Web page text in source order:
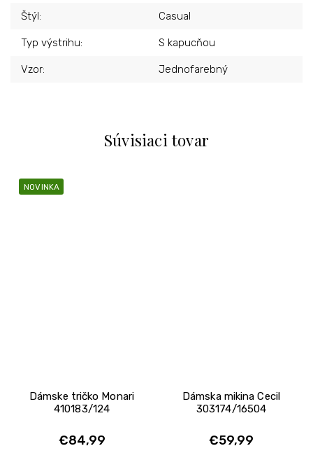
Súvisiaci tovar
NOVINKA
Dámske tričko Monari
410183/124
€84,99
Dámska mikina Cecil
303174/16504
€59,99
Štýl: Casual
Typ výstrihu: S kapucňou
Vzor: Jednofarebný